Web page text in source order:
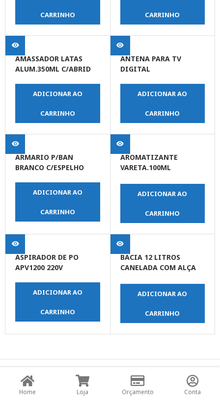
CARRINHO CARRINHO
AMASSADOR LATAS
ALUM.350ML C/ABRID
ADICIONAR AO
CARRINHO
ANTENA PARA TV
DIGITAL
ADICIONAR AO
CARRINHO
ARMARIO P/BAN
BRANCO C/ESPELHO
ADICIONAR AO
CARRINHO
AROMATIZANTE
VARETA.100ML
ADICIONAR AO
CARRINHO
ASPIRADOR DE PO
APV1200 220V
ADICIONAR AO
CARRINHO
BACIA 12 LITROS
CANELADA COM ALÇA
ADICIONAR AO
CARRINHO
© Copyright JPrime Ferramentas - Todos os Direitos
Reservados - Desenvolvido por UNO Studio Digital.
Home Loja Orçamento Conta